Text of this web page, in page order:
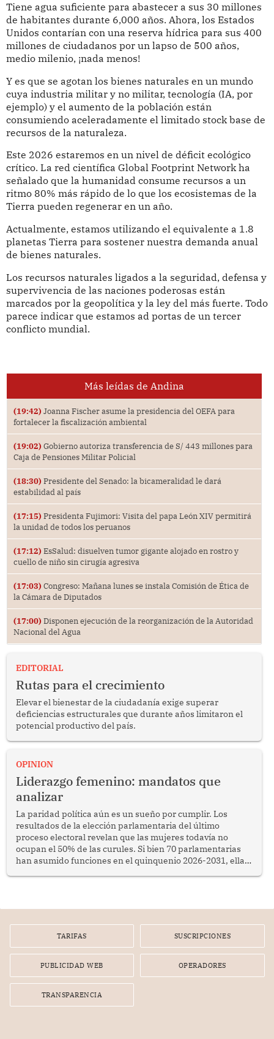
Tiene agua suficiente para abastecer a sus 30 millones
de habitantes durante 6,000 años. Ahora, los Estados
Unidos contarían con una reserva hídrica para sus 400
millones de ciudadanos por un lapso de 500 años,
medio milenio, ¡nada menos!
Y es que se agotan los bienes naturales en un mundo
cuya industria militar y no militar, tecnología (IA, por
ejemplo) y el aumento de la población están
consumiendo aceleradamente el limitado stock base de
recursos de la naturaleza.
Este 2026 estaremos en un nivel de déficit ecológico
crítico. La red científica Global Footprint Network ha
señalado que la humanidad consume recursos a un
ritmo 80% más rápido de lo que los ecosistemas de la
Tierra pueden regenerar en un año.
Actualmente, estamos utilizando el equivalente a 1.8
planetas Tierra para sostener nuestra demanda anual
de bienes naturales.
Los recursos naturales ligados a la seguridad, defensa y
supervivencia de las naciones poderosas están
marcados por la geopolítica y la ley del más fuerte. Todo
parece indicar que estamos ad portas de un tercer
conflicto mundial.
Más leídas de Andina
(19:42) Joanna Fischer asume la presidencia del OEFA para
fortalecer la fiscalización ambiental
(19:02) Gobierno autoriza transferencia de S/ 443 millones para
Caja de Pensiones Militar Policial
(18:30) Presidente del Senado: la bicameralidad le dará
estabilidad al país
(17:15) Presidenta Fujimori: Visita del papa León XIV permitirá
la unidad de todos los peruanos
(17:12) EsSalud: disuelven tumor gigante alojado en rostro y
cuello de niño sin cirugía agresiva
(17:03) Congreso: Mañana lunes se instala Comisión de Ética de
la Cámara de Diputados
(17:00) Disponen ejecución de la reorganización de la Autoridad
Nacional del Agua
EDITORIAL
Rutas para el crecimiento
Elevar el bienestar de la ciudadanía exige superar
deficiencias estructurales que durante años limitaron el
potencial productivo del país.
OPINION
Liderazgo femenino: mandatos que
analizar
La paridad política aún es un sueño por cumplir. Los
resultados de la elección parlamentaria del último
proceso electoral revelan que las mujeres todavía no
ocupan el 50% de las curules. Si bien 70 parlamentarias
han asumido funciones en el quinquenio 2026-2031, ellas
TARIFAS SUSCRIPCIONES
PUBLICIDAD WEB OPERADORES
TRANSPARENCIA